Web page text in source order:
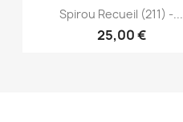
 Anteprima
Spirou Recueil (211) -...
25,00 €